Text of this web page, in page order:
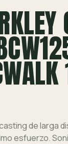
de larga
esfuerzo.